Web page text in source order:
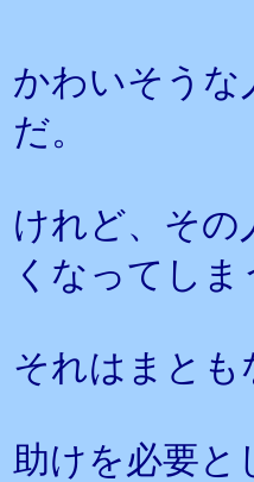
かわいそうな
だ。
けれど、その
くなってしま
それはまとも
助けを必要と